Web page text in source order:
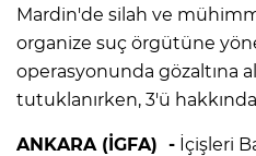
Mardin'de silah ve
organize suç örgütüne
operasyonunda gözaltına
tutuklanırken, 3'ü
ANKARA (İGFA) - İçişleri